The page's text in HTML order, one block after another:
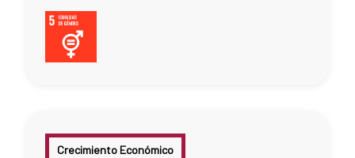
Crecimiento Económico